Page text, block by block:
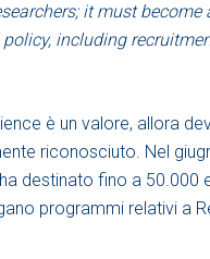
it must become
including
è un valore, allora
riconosciuto. Nel
destinato fino a 50.000
programmi relativi a